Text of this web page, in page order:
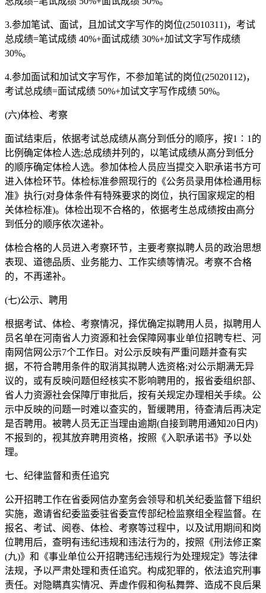
3.参加笔试、面试，且加试文字写作的岗位(25010311)，考试
总成绩=笔试成绩 40%+面试成绩 30%+加试文字写作成绩
30%。
4.参加面试和加试文字写作，不参加笔试的岗位(25020112)，
考试总成绩=面试成绩 50%+加试文字写作成绩 50%。
(六)体检、考察
面试结束后，依据考试总成绩从高分到低分的顺序，按1∶1的
比例确定体检人选;总成绩并列的，以笔试成绩从高分到低分
的顺序确定体检人选。参加体检人员应当提交入职承诺书方可
进入体检环节。体检标准参照现行的《公务员录用体检通用标
准》执行(对身体条件有特殊要求的岗位，执行国家规定的相
关体检标准)。体检出现不合格的，依据考生总成绩按由高分
到低分的顺序依次递补。
体检合格的人员进入考察环节，主要考察拟聘人员的政治思想
表现、道德品质、业务能力、工作实绩等情况。考察不合格
的，不再递补。
(七)公示、聘用
根据考试、体检、考察情况，择优确定拟聘用人员，拟聘用人
员名单在河南省人力资源和社会保障网事业单位招聘专栏、河
南网信网公示7个工作日。对公示反映有严重问题并查有实
据，不符合聘用条件的取消其拟聘人选资格;对公示期满无异
议的，或有反映问题但经核实不影响聘用的，报省委组织部、
省人力资源社会保障厅审批后，按有关规定办理相关手续。公
示中反映的问题一时难以查实的，暂缓聘用，待查清后再决定
是否聘用。被聘人员无正当理由逾期(自接到聘用通知20日内)
不报到的，视其放弃聘用资格，按照《入职承诺书》予以处
理。
七、纪律监督和责任追究
公开招聘工作在省委网信办室务会领导和机关纪委监督下组织
实施，邀请省纪委监委驻省委宣传部纪检监察组全程监督。在
报名、考试、阅卷、体检、考察等过程中，以及试用期间和岗
位聘用后，查明有违纪违规和违法行为的，按照《刑法修正案
(九)》和《事业单位公开招聘违纪违规行为处理规定》等法律
法规，予以严肃处理和责任追究。构成犯罪的，依法追究刑事
责任。对隐瞒真实情况、弄虚作假和徇私舞弊、造成不良后果